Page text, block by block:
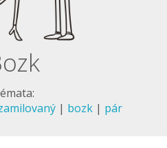
| bozk | pár